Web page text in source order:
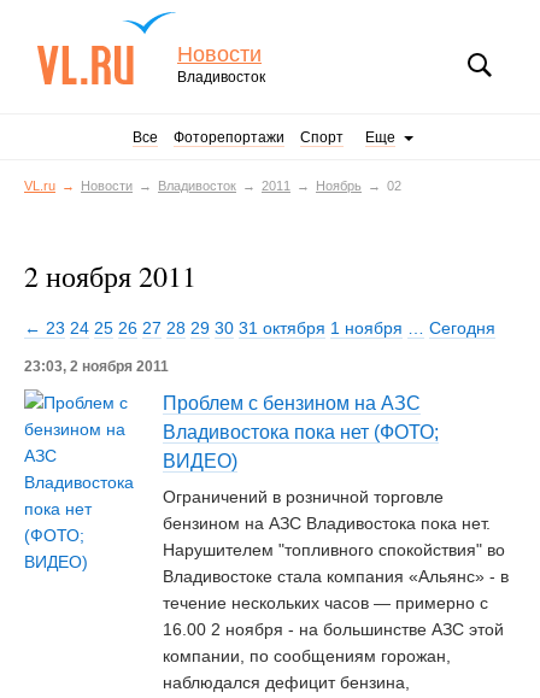
Новости
Владивосток
Все Фоторепортажи Спорт Еще
VL.ru Новости Владивосток 2011 Ноябрь 02
2 ноября 2011
← 23 24 25 26 27 28 29 30 31 октября 1 ноября Сегодня
23:03, 2 ноября 2011
Проблем с бензином на АЗС
Владивостока пока нет (ФОТО;
ВИДЕО)
Ограничений в розничной торговле
бензином на АЗС Владивостока пока нет.
Нарушителем "топливного спокойствия" во
Владивостоке стала компания «Альянс» - в
течение нескольких часов — примерно с
16.00 2 ноября - на большинстве АЗС этой
компании, по сообщениям горожан,
наблюдался дефицит бензина,